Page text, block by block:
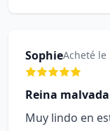
SophieAcheté le
Reina malvada
Muy lindo en